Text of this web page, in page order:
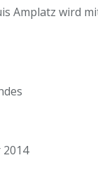
Amplatz wird